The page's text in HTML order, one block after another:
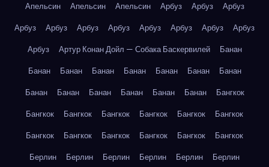
Апельсин
Апельсин Апельсин Арбуз Арбуз
Арбуз
Арбуз
Арбуз Арбуз Арбуз Арбуз Арбуз Арбуз
Арбуз
Арбуз
Артур Конан Дойл — Собака Баскервилей
Банан
Банан
Банан Банан Банан Банан Банан
Банан
Банан
Банан Банан Банан Банан Банан
Бангкок
Бангкок
Бангкок Бангкок Бангкок Бангкок
Бангкок
Бангкок
Бангкок Бангкок Бангкок Бангкок
Бангкок
Берлин
Берлин Берлин Берлин Берлин Берлин